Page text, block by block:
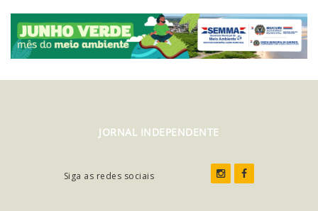
JORNAL INDEPENDENTE
Siga as redes sociais